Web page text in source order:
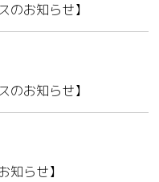
のお知らせ】
のお知らせ】
知らせ】